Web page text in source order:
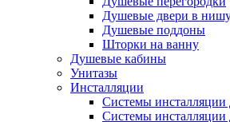
Душевые двери в
Душевые поддоны
Шторки на ванну
Душевые кабины
Унитазы
Инсталляции
Системы инсталляции
Системы инсталляции